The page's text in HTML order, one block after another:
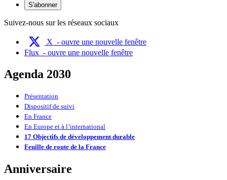
S'abonner
Suivez-nous sur les réseaux sociaux
X - ouvre une nouvelle fenêtre
Flux - ouvre une nouvelle fenêtre
Agenda 2030
Présentation
Dispositif de suivi
En France
En Europe et à l’international
17 Objectifs de développement durable
Feuille de route de la France
Anniversaire